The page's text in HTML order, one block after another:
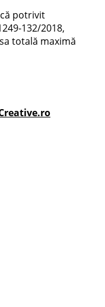
potrivit
132/2018,
totală maximă